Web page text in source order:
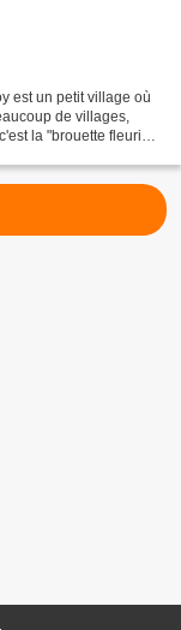
est un petit village où
de villages,
la "brouette fleurie".